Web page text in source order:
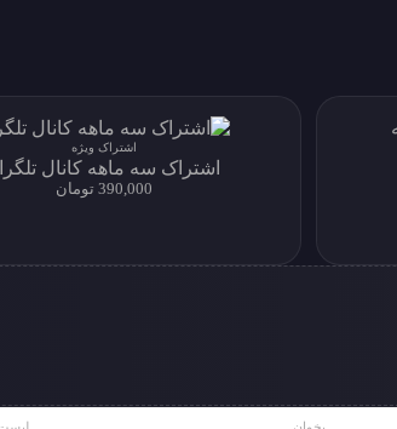
اشتراک ویژه
اشتراک سه ماهه کانال
390,000 تومان